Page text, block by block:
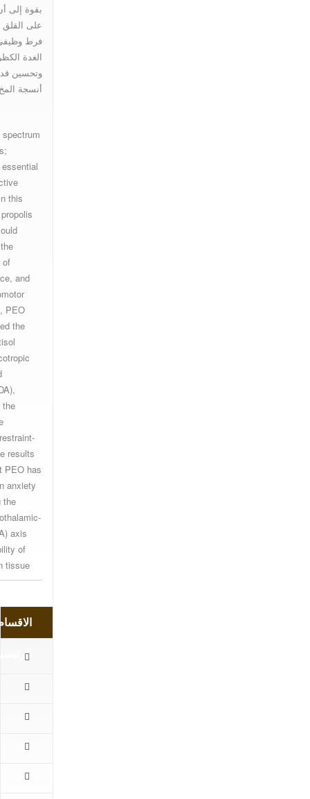
بقوة إلى
على
فرط وظيفي
الغدة
وتحسين
أنسجة
this
of
and
PEO
the
the
results
PEO has
anxiety
the
axis
of
tissue.
اهم
كتب